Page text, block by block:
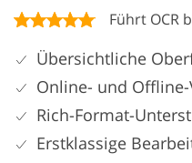
Führt OCR
Übersichtliche
Online- und
Rich-Format-
Erstklassige